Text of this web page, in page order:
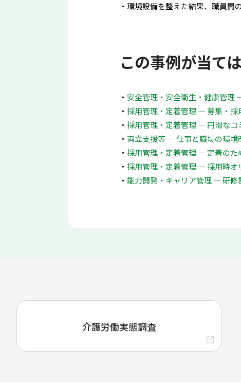
環境設備を整えた結果、職員間
この事例が当て
安全管理・安全衛生・健康管理
採用管理・定着管理 ― 募集・採
採用管理・定着管理 ― 円滑なコ
両立支援等 ― 仕事と職場の環境
採用管理・定着管理 ― 定着のた
採用管理・定着管理 ― 採用時オ
能力開発・キャリア管理 ― 研修
介護労働実態調査